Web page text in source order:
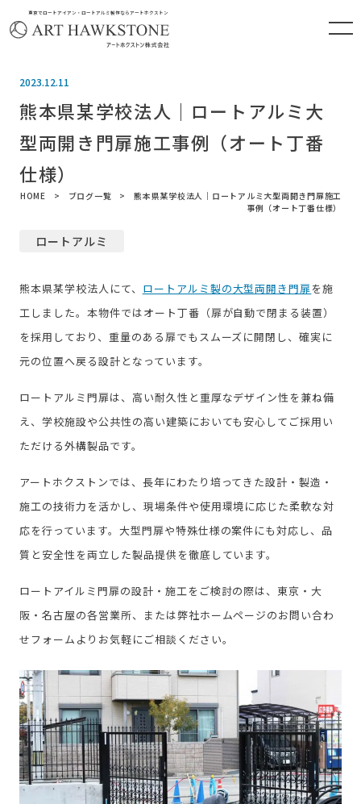
東京でロートアイアン・ロートアルミ製作ならアートホクストン
2023.12.11
熊本県某学校法人｜ロートアルミ大
型両開き門扉施工事例（オート丁番
仕様）
HOME ブログ一覧
熊本県某学校法人｜ロートアルミ大型両開き門扉施工
事例（オート丁番仕様）
ロートアルミ
熊本県某学校法人にて、 ロートアルミ製の大型両開き門扉を施
工しました。本物件ではオート丁番（扉が自動で閉まる装置）
を採用しており、重量のある扉でもスムーズに開閉し、確実に
元の位置へ戻る設計となっています。
ロートアルミ門扉は、高い耐久性と重厚なデザイン性を兼ね備
え、学校施設や公共性の高い建築においても安心してご採用い
ただける外構製品です。
アートホクストンでは、長年にわたり培ってきた設計・製造・
施工の技術力を活かし、現場条件や使用環境に応じた柔軟な対
応を行っています。大型門扉や特殊仕様の案件にも対応し、品
質と安全性を両立した製品提供を徹底しています。
ロートアイルミ門扉の設計・施工をご検討の際は、東京・大
阪・名古屋の各営業所、または弊社ホームページのお問い合わ
せフォームよりお気軽にご相談ください。